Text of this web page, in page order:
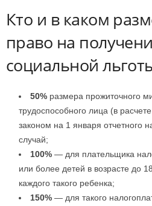
Кто и в каком
право на
социальной
50% размера прожиточного
трудоспособного лица (в
законом на 1 января отчетного
случай;
100% — для плательщика
или более детей в возрасте до
каждого такого ребенка;
150% — для такого